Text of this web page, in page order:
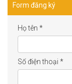
Form đăng ký
Họ tên *
Số điện thoại *